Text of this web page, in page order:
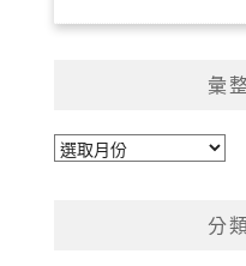
彙
彙
分類